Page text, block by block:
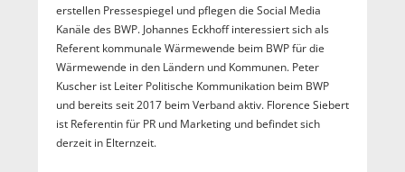
erstellen Pressespiegel und pflegen die Social Media
Kanäle des BWP. Johannes Eckhoff interessiert sich als
Referent kommunale Wärmewende beim BWP für die
Wärmewende in den Ländern und Kommunen. Peter
Kuscher ist Leiter Politische Kommunikation beim BWP
und bereits seit 2017 beim Verband aktiv. Florence Siebert
ist Referentin für PR und Marketing und befindet sich
derzeit in Elternzeit.